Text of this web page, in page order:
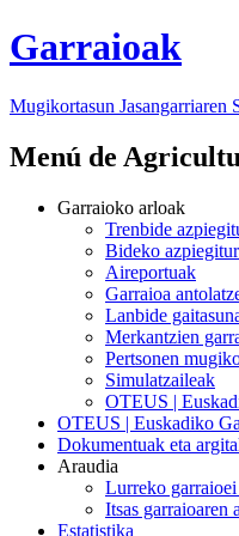
Garraioak
Mugikortasun Jasangarriaren
Menú de
Garraioko arloak
Trenbide
Bideko
Aireportuak
Garraioa
Lanbide
Merkantzien
Pertsonen
Simulatzaileak
OTEUS |
OTEUS | Euskadiko
Dokumentuak eta
Araudia
Lurreko
Itsas garraioaren
Estatistika